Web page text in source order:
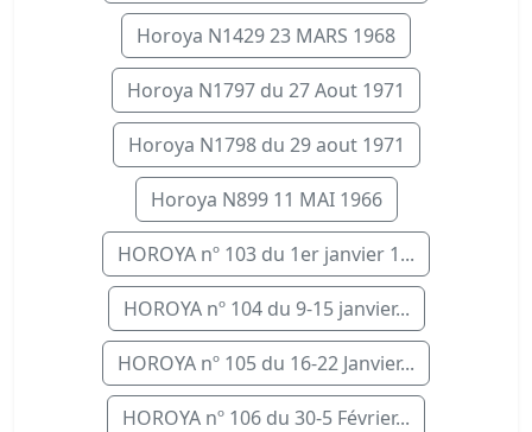
Horoya N1429 23 MARS 1968
Horoya N1797 du 27 Aout 1971
Horoya N1798 du 29 aout 1971
Horoya N899 11 MAI 1966
HOROYA nº 103 du 1er janvier 1...
HOROYA nº 104 du 9-15 janvier...
HOROYA nº 105 du 16-22 Janvier...
HOROYA nº 106 du 30-5 Février...